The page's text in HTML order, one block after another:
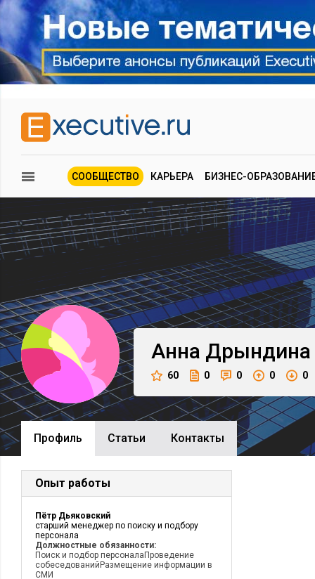
СООБЩЕСТВО КАРЬЕРА БИЗНЕС-
Анна Дрындина
60 0 0 0 0
Профиль Cтатьи Контакты
Опыт работы
Пётр Дьяковский
старший менеджер по поиску и подбору
персонала
Должностные обязанности:
Поиск и подбор персоналаПроведение
собеседованийРазмещение информации в
СМИ